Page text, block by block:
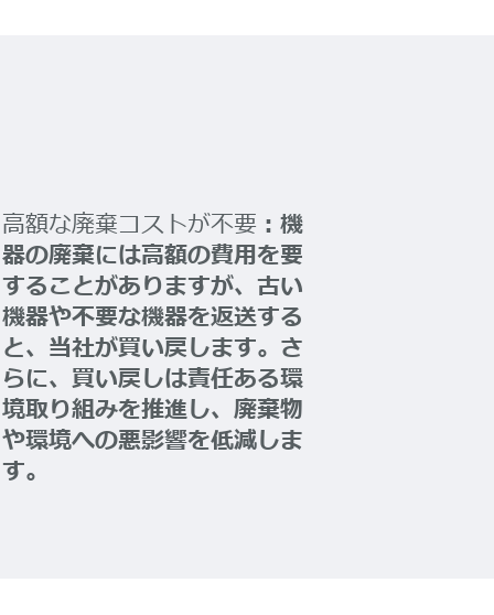
高額な廃棄コストが不要 ：機
器の廃棄には高額の費用を要
することがありますが、古い
機器や不要な機器を返送する
と、当社が買い戻します。さ
らに、買い戻しは責任ある環
境取り組みを推進し、廃棄物
や環境への悪影響を低減しま
す。